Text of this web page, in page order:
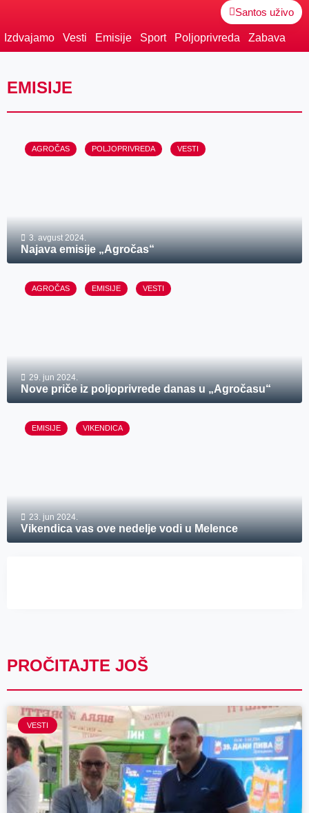
Santos uživo
Izdvajamo Vesti Emisije Sport Poljoprivreda Zabava
EMISIJE
AGROČAS POLJOPRIVREDA VESTI
3. avgust 2024.
Najava emisije „Agročas“
AGROČAS EMISIJE VESTI
29. jun 2024.
Nove priče iz poljoprivrede danas u „Agročasu“
EMISIJE VIKENDICA
23. jun 2024.
Vikendica vas ove nedelje vodi u Melence
PROČITAJTE JOŠ
VESTI